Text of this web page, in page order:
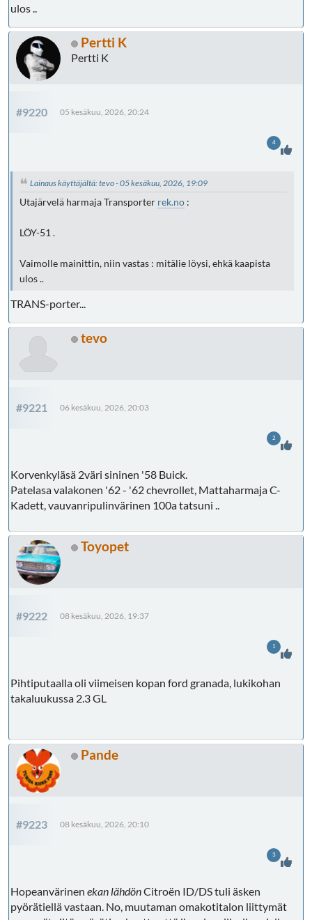
ulos ..
Pertti K
Pertti K
#9220 05 kesäkuu, 2026, 20:24
Lainaus käyttäjältä: tevo - 05 kesäkuu, 2026, 19:09
Utajärvelä harmaja Transporter rek.no :
LÖY-51 .
Vaimolle mainittin, niin vastas : mitälie löysi, ehkä kaapista
ulos ..
TRANS-porter...
4
tevo
#9221 06 kesäkuu, 2026, 20:03
Korvenkyläsä 2väri sininen '58 Buick.
Patelasa valakonen '62 - '62 chevrollet, Mattaharmaja C-
Kadett, vauvanripulinvärinen 100a tatsuni ..
2
Toyopet
#9222 08 kesäkuu, 2026, 19:37
Pihtiputaalla oli viimeisen kopan ford granada, lukikohan
takaluukussa 2.3 GL
1
Pande
#9223 08 kesäkuu, 2026, 20:10
Hopeanvärinen ekan lähdönCitroën ID/DS tuli äsken
pyörätiellä vastaan. No, muutaman omakotitalon liittymät
3